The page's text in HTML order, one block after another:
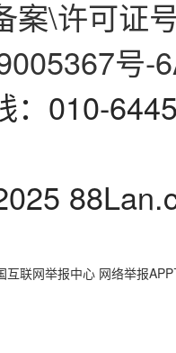
案\许可证
号-
：010-
互联网举报中心 网络举报